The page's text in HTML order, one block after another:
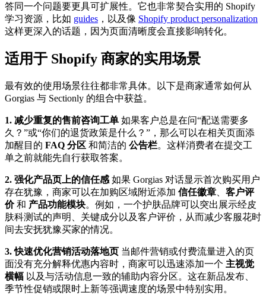
答同一个问题要更具可扩展性。它也非常契合实用的 Shopify
学习资源，比如 guides ，以及像 Shopify product personalization
这样更深入的话题，因为页面清晰度会直接影响转化。
适用于 Shopify 商家的实用场景
最有效的使用场景往往都非常具体。以下是商家通常如何从
Gorgias 与 Sectionly 的组合中获益。
1. 减少重复的售前咨询工单 如果客户总是在问“配送需要多
久？”或“你们的退货政策是什么？”，那么可以在相关页面添
加醒目的 FAQ 分区 和简洁的 公告栏。这样消费者在提交工
单之前就能先自行获取答案。
2. 强化产品页上的信任感 如果 Gorgias 对话显示首次购买用户
存在犹豫，商家可以在加购区域附近添加 信任徽章
客户评
价和 产品功能模块。例如，一个护肤品牌可以突出展示经皮
肤科测试的声明、关键成分以及客户评价，从而减少客服花时
间去安抚犹豫买家的情况。
3. 快速优化营销活动落地页 当邮件营销或付费流量进入的页
面没有充分解释优惠内容时，商家可以迅速添加一个 主视觉
横幅 以及与活动信息一致的辅助内容分区。这在新品发布、
季节性促销或限时上新等强调速度的场景中特别实用。